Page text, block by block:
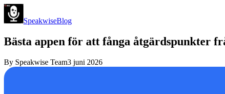
SpeakwiseBlog
Bästa appen för att fånga åtgärdspunkter
By Speakwise Team3 juni 2026